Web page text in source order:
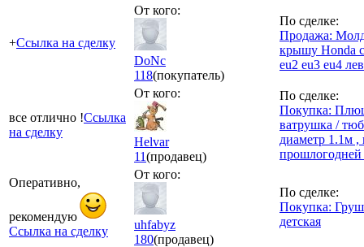
+Ссылка на сделку
От кого:
DoNc
118(покупатель)
По сделке:
Продажа:
крышу Honda
eu2 eu3 eu4
все отлично !Ссылка
на сделку
От кого:
Helvar
11(продавец)
По сделке:
Покупка:
ватрушка /
диаметр 1.1м ,
прошлогодней
Оперативно,
рекомендую
Ссылка на сделку
От кого:
uhfabyz
180(продавец)
По сделке:
Покупка:
детская